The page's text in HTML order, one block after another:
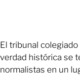
El tribunal
verdad histórica se
normalistas en un